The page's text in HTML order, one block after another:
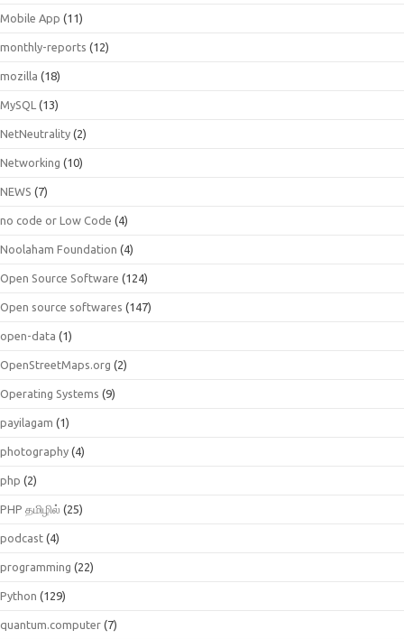
Mobile App (11)
monthly-reports (12)
mozilla (18)
MySQL (13)
NetNeutrality (2)
Networking (10)
NEWS (7)
no code or Low Code (4)
Noolaham Foundation (4)
Open Source Software (124)
Open source softwares (147)
open-data (1)
OpenStreetMaps.org (2)
Operating Systems (9)
payilagam (1)
photography (4)
php (2)
PHP தமிழில் (25)
podcast (4)
programming (22)
Python (129)
quantum.computer (7)